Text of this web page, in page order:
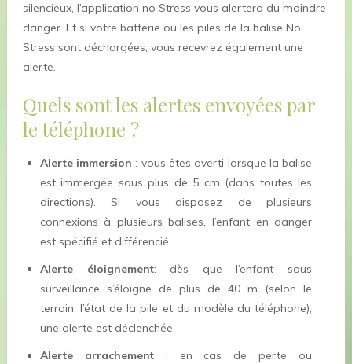
silencieux, l’application no Stress vous alertera du moindre
danger. Et si votre batterie ou les piles de la balise No
Stress sont déchargées, vous recevrez également une
alerte.
Quels sont les alertes envoyées par
le téléphone ?
Alerte immersion : vous êtes averti lorsque la balise
est immergée sous plus de 5 cm (dans toutes les
directions). Si vous disposez de plusieurs
connexions à plusieurs balises, l’enfant en danger
est spécifié et différencié.
Alerte éloignement: dès que l’enfant sous
surveillance s’éloigne de plus de 40 m (selon le
terrain, l’état de la pile et du modèle du téléphone),
une alerte est déclenchée.
Alerte arrachement: en cas de perte ou